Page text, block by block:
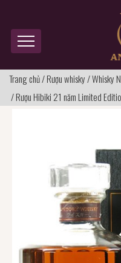
Trang chủ/Rượu whisky/Whisky
/Rượu Hibiki 21 năm Limited